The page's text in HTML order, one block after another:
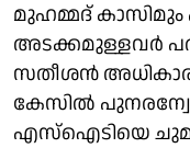
മുഹമ്മദ്
അടക്കമുള്ളവര്‍
സതീശൻ
കേസിൽ
എസ്ഐടിയെ